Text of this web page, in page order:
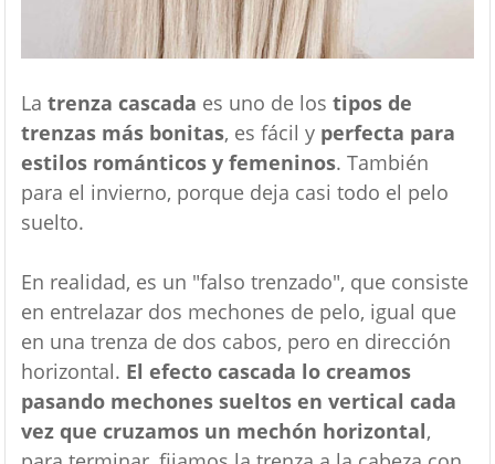
La trenza cascada es uno de los tipos de
trenzas más bonitas, es fácil y perfecta para
estilos románticos y femeninos. También
para el invierno, porque deja casi todo el pelo
suelto.
En realidad, es un "falso trenzado", que consiste
en entrelazar dos mechones de pelo, igual que
en una trenza de dos cabos, pero en dirección
horizontal. El efecto cascada lo creamos
pasando mechones sueltos en vertical cada
vez que cruzamos un mechón horizontal,